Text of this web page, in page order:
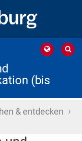
(bis
& entdecken ›